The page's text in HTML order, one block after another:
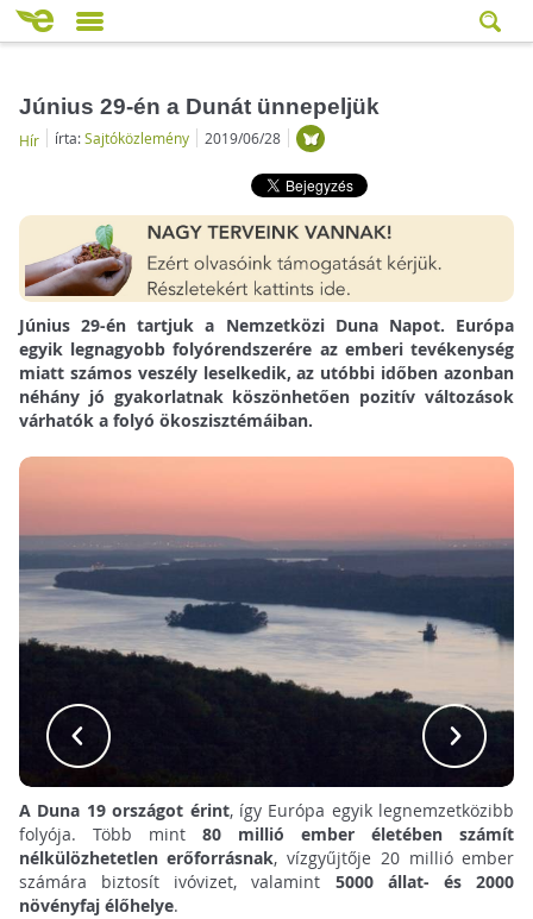
Június 29-én a Dunát ünnepeljük
Hír írta:Sajtóközlemény 2019/06/28
Június 29-én tartjuk a Nemzetközi Duna Napot. Európa
egyik legnagyobb folyórendszerére az emberi tevékenység
miatt számos veszély leselkedik, az utóbbi időben azonban
néhány jó gyakorlatnak köszönhetően pozitív változások
várhatók a folyó ökoszisztémáiban.
A Duna 19 országot érint, így Európa egyik legnemzetközibb
folyója. Több mint 80 millió ember életében számít
nélkülözhetetlen erőforrásnak, vízgyűjtője 20 millió ember
számára biztosít ivóvizet, valamint 5000 állat- és 2000
növényfaj élőhelye.